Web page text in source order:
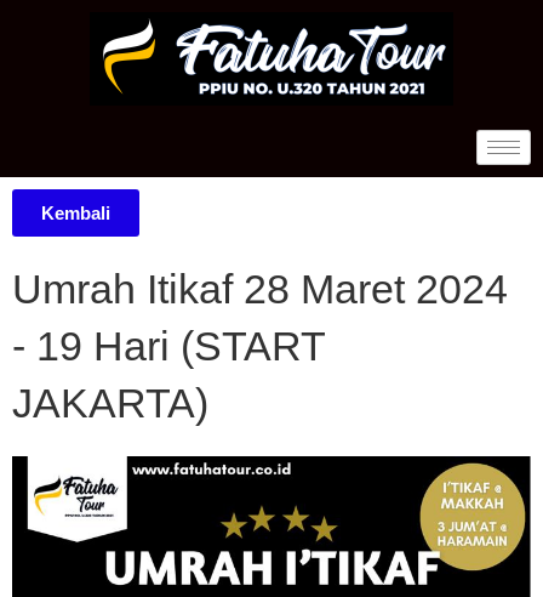
Kembali
Umrah Itikaf 28 Maret 2024
- 19 Hari (START
JAKARTA)